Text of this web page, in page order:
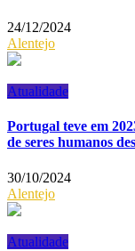
24/12/2024
Alentejo
Atualidade
Portugal teve em
de seres humanos
30/10/2024
Alentejo
Atualidade